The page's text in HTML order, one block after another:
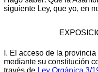
siguiente Ley, que yo, en
I. El acceso de la
mediante su constitución
través de Ley Orgánica 3/